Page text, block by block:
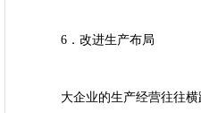
6．改进生产布局
大企业的生产经营往往